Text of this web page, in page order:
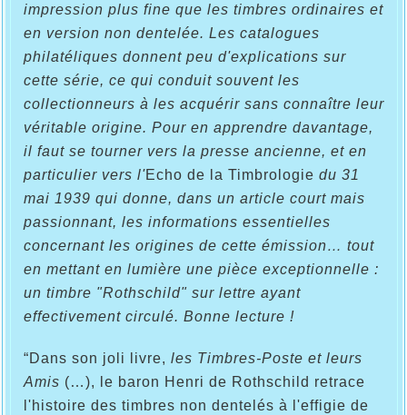
impression plus fine que les timbres ordinaires et
en version non dentelée. Les catalogues
philatéliques donnent peu d'explications sur
cette série, ce qui conduit souvent les
collectionneurs à les acquérir sans connaître leur
véritable origine. Pour en apprendre davantage,
il faut se tourner vers la presse ancienne, et en
particulier vers l'Echo de la Timbrologie du 31
mai 1939 qui donne, dans un article court mais
passionnant, les informations essentielles
concernant les origines de cette émission… tout
en mettant en lumière une pièce exceptionnelle :
un timbre "Rothschild" sur lettre ayant
effectivement circulé. Bonne lecture !
“Dans son joli livre, les Timbres-Poste et leurs
Amis (…), le baron Henri de Rothschild retrace
l'histoire des timbres non dentelés à l'effigie de